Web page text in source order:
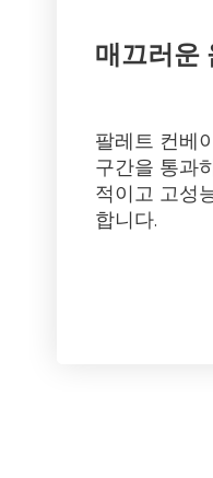
매끄러운
팔레트 컨베
구간을 통과
적이고 고성
합니다.